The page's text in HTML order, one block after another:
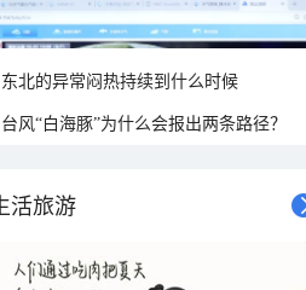
东北的异常闷热持续到什么时候
台风“白海豚”为什么会报出两条路径？
活旅游